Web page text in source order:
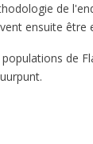
de
ensuite être
populations de